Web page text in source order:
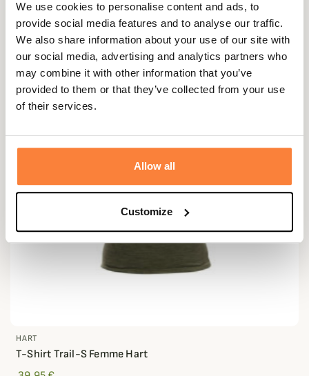
We use cookies to personalise content and ads, to
provide social media features and to analyse our traffic.
We also share information about your use of our site with
our social media, advertising and analytics partners who
may combine it with other information that you’ve
provided to them or that they’ve collected from your use
of their services.
Allow all
Customize
39,95 €
HART
T-Shirt Trail-S Femme Hart